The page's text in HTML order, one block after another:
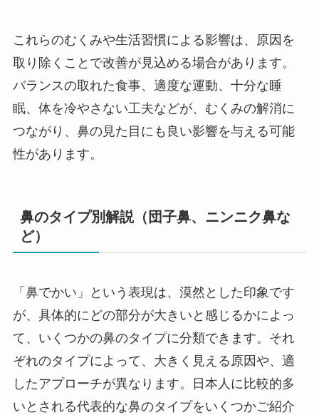
これらのむくみや生活習慣による影響は、原因を
取り除くことで改善が見込める場合があります。
バランスの取れた食事、適度な運動、十分な睡
眠、体を冷やさない工夫などが、むくみの解消に
つながり、鼻の見た目にも良い影響を与える可能
性があります。
鼻のタイプ別解説（団子鼻、ニンニク鼻な
ど）
「鼻でかい」という表現は、漠然とした印象です
が、具体的にどの部分が大きいと感じるかによっ
て、いくつかの鼻のタイプに分類できます。それ
ぞれのタイプによって、大きく見える原因や、適
したアプローチが異なります。日本人に比較的多
いとされる代表的な鼻のタイプをいくつかご紹介